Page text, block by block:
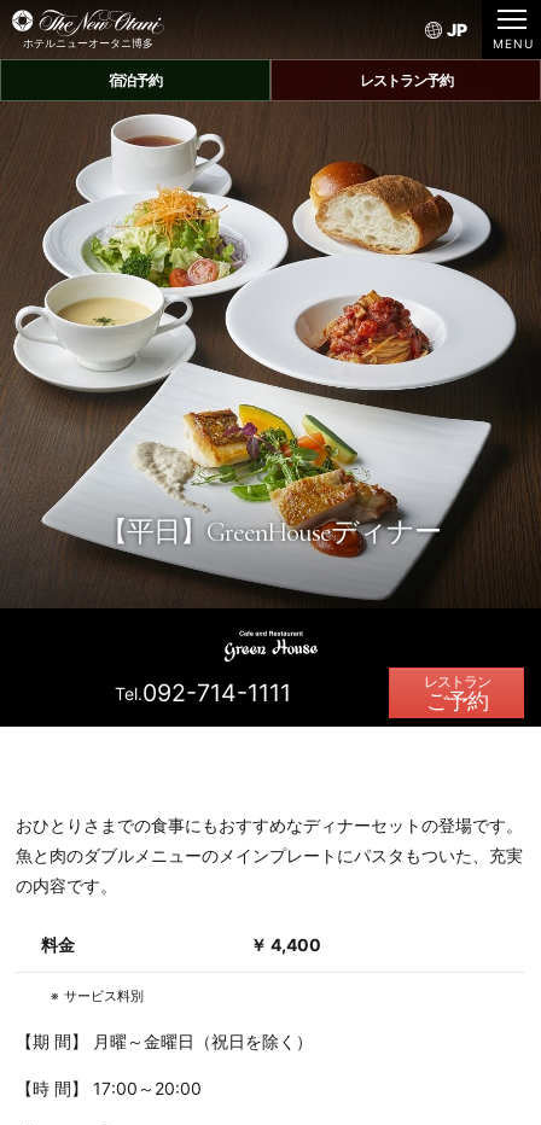
ホテルニューオータニ博多
JP
宿泊予約 レストラン予約
【平日】GreenHouseディナー
Tel.092-714-1111 ご予約
おひとりさまでの食事にもおすすめなディナーセットの登場です。
魚と肉のダブルメニューのメインプレートにパスタもついた、充実
の内容です。
料金 ￥ 4,400
サービス料別
【期 間】 月曜～金曜日（祝日を除く）
【時 間】 17:00～20:00